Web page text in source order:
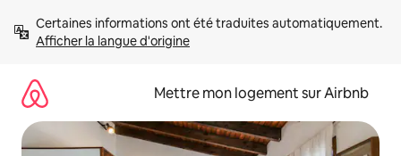
directement
Afficher la langue d'origine
Mettre mon logement sur Airbnb